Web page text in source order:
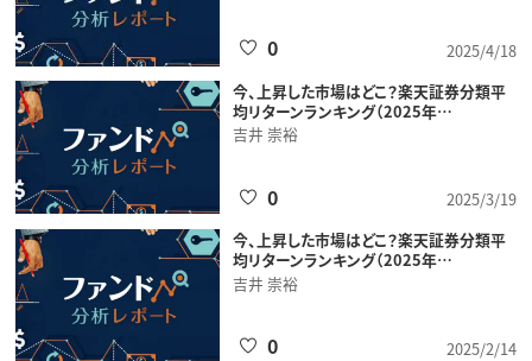
2025/4/18
0
今、上昇した市場はどこ？楽天証券分類平
均リターンランキング（2025年…
吉井 崇裕
2025/3/19
0
今、上昇した市場はどこ？楽天証券分類平
均リターンランキング（2025年…
吉井 崇裕
2025/2/14
0